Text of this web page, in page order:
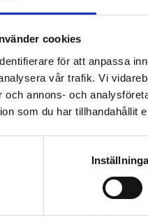
cookies
för att anpassa
vår trafik. Vi
och annons- och
som du har tillhandahållit
EKO 330 g
till i varukorg